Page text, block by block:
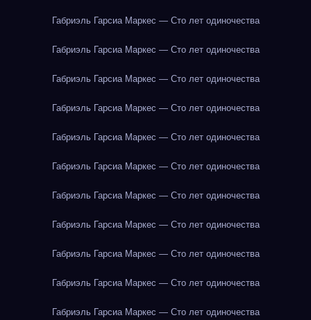
Габриэль Гарсиа Маркес — Сто лет одиночества
Габриэль Гарсиа Маркес — Сто лет одиночества
Габриэль Гарсиа Маркес — Сто лет одиночества
Габриэль Гарсиа Маркес — Сто лет одиночества
Габриэль Гарсиа Маркес — Сто лет одиночества
Габриэль Гарсиа Маркес — Сто лет одиночества
Габриэль Гарсиа Маркес — Сто лет одиночества
Габриэль Гарсиа Маркес — Сто лет одиночества
Габриэль Гарсиа Маркес — Сто лет одиночества
Габриэль Гарсиа Маркес — Сто лет одиночества
Габриэль Гарсиа Маркес — Сто лет одиночества